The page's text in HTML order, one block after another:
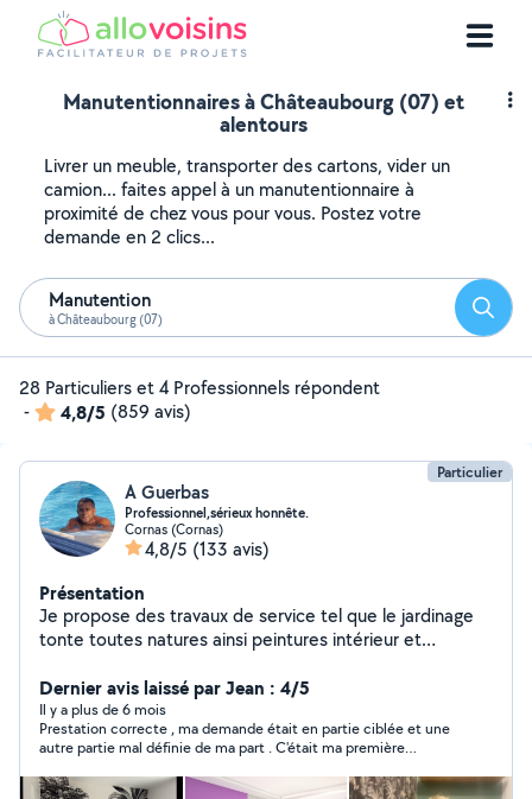
Manutentionnaires à Châteaubourg (07) et
alentours
Livrer un meuble, transporter des cartons, vider un
camion... faites appel à un manutentionnaire à
proximité de chez vous pour vous. Postez votre
demande en 2 clics...
Manutention
à Châteaubourg (07)
28 Particuliers et 4 Professionnels répondent
-
4,8/5 (859 avis)
Particulier
A Guerbas
Professionnel,sérieux honnête.
Cornas (Cornas)
4,8/5 (133 avis)
Présentation
Je propose des travaux de service tel que le jardinage
tonte toutes natures ainsi peintures intérieur et
verre ainsi que tous types de travail soigné
déménagement nettoyage et livraison de colis en
urgence manutention course rangement excetera tout
travail que vous ne pouvez pas faire par manque de
temps ou trop compliqué pour vous je suis à votre
Dernier avis laissé par Jean : 4/5
Il y a plus de 6 mois
Prestation correcte , ma demande était en partie ciblée et une
autre partie mal définie de ma part . C'était ma première
tarification . Je crois qu'il vaut mieux un taux horaire .